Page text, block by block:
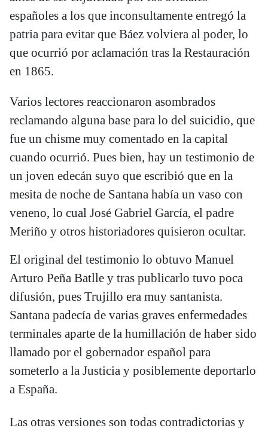
españoles a los que inconsultamente entregó la
patria para evitar que Báez volviera al poder, lo
que ocurrió por aclamación tras la Restauración
en 1865.
Varios lectores reaccionaron asombrados
reclamando alguna base para lo del suicidio, que
fue un chisme muy comentado en la capital
cuando ocurrió. Pues bien, hay un testimonio de
un joven edecán suyo que escribió que en la
mesita de noche de Santana había un vaso con
veneno, lo cual José Gabriel García, el padre
Meriño y otros historiadores quisieron ocultar.
El original del testimonio lo obtuvo Manuel
Arturo Peña Batlle y tras publicarlo tuvo poca
difusión, pues Trujillo era muy santanista.
Santana padecía de varias graves enfermedades
terminales aparte de la humillación de haber sido
llamado por el gobernador español para
someterlo a la Justicia y posiblemente deportarlo
a España.
Las otras versiones son todas contradictorias y